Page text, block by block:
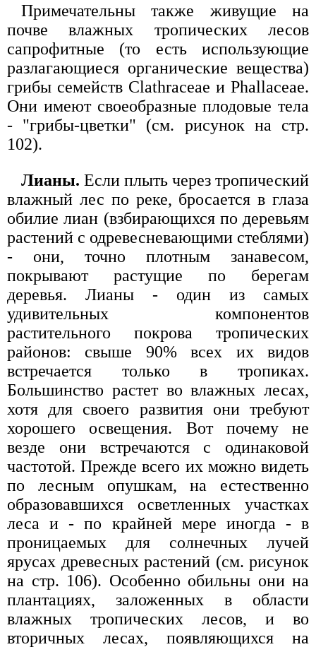
Примечательны также живущие на
почве влажных тропических лесов
сапрофитные (то есть использующие
разлагающиеся органические вещества)
грибы семейств Clathraceae и Phallaceae.
Они имеют своеобразные плодовые тела
- "грибы-цветки" (см. рисунок на стр.
102).
Лианы. Если плыть через тропический
влажный лес по реке, бросается в глаза
обилие лиан (взбирающихся по деревьям
растений с одревесневающими стеблями)
- они, точно плотным занавесом,
покрывают растущие по берегам
деревья. Лианы - один из самых
удивительных компонентов
растительного покрова тропических
районов: свыше 90% всех их видов
встречается только в тропиках.
Большинство растет во влажных лесах,
хотя для своего развития они требуют
хорошего освещения. Вот почему не
везде они встречаются с одинаковой
частотой. Прежде всего их можно видеть
по лесным опушкам, на естественно
образовавшихся осветленных участках
леса и - по крайней мере иногда - в
проницаемых для солнечных лучей
ярусах древесных растений (см. рисунок
на стр. 106). Особенно обильны они на
плантациях, заложенных в области
влажных тропических лесов, и во
вторичных лесах, появляющихся на